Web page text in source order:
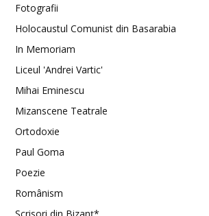
Fotografii
Holocaustul Comunist din Basarabia
In Memoriam
Liceul 'Andrei Vartic'
Mihai Eminescu
Mizanscene Teatrale
Ortodoxie
Paul Goma
Poezie
Românism
Scrisori din Bizanţ*